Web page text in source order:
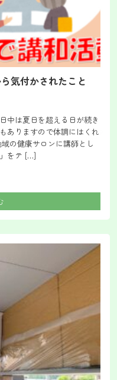
気付かされたこと
中は夏日を超える日が続き
ありますので体調にはくれ
の健康サロンに講師とし
をテ […]